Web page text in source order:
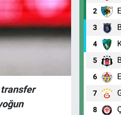
2
3
4
5
6
7
8